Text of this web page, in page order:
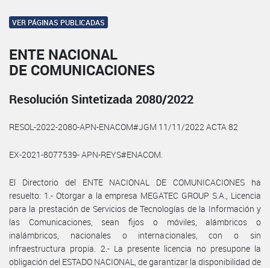
VER PÁGINAS PUBLICADAS
ENTE NACIONAL
DE COMUNICACIONES
Resolución Sintetizada 2080/2022
RESOL-2022-2080-APN-ENACOM#JGM 11/11/2022 ACTA 82
EX-2021-8077539- APN-REYS#ENACOM.
El Directorio del ENTE NACIONAL DE COMUNICACIONES ha
resuelto: 1.- Otorgar a la empresa MEGATEC GROUP S.A., Licencia
para la prestación de Servicios de Tecnologías de la Información y
las Comunicaciones, sean fijos o móviles, alámbricos o
inalámbricos, nacionales o internacionales, con o sin
infraestructura propia. 2.- La presente licencia no presupone la
obligación del ESTADO NACIONAL, de garantizar la disponibilidad de